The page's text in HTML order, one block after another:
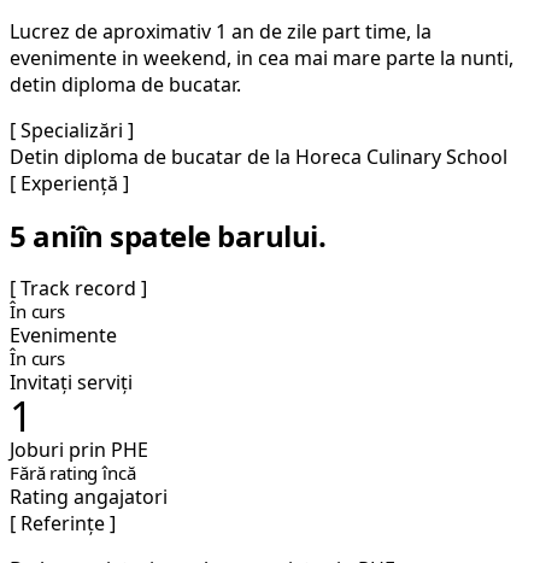
Lucrez de aproximativ 1 an de zile part time, la
evenimente in weekend, in cea mai mare parte la nunti,
detin diploma de bucatar.
[ Specializări ]
Detin diploma de bucatar de la Horeca Culinary School
[ Experiență ]
5 aniîn spatele barului.
[ Track record ]
În curs
Evenimente
În curs
Invitați serviți
1
Joburi prin PHE
Fără rating încă
Rating angajatori
[ Referințe ]